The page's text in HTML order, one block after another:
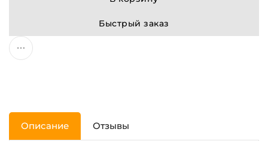
Быстрый заказ
Описание Отзывы